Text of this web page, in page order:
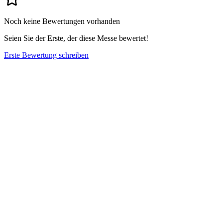
Noch keine Bewertungen vorhanden
Seien Sie der Erste, der diese Messe bewertet!
Erste Bewertung schreiben